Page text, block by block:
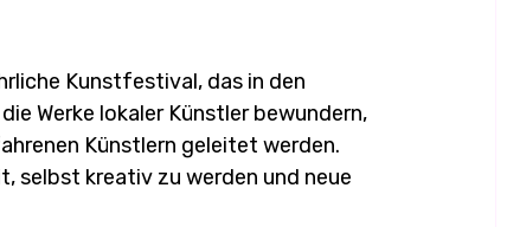
Kunstfestival, das in den
Werke lokaler Künstler bewundern,
Künstlern geleitet werden.
selbst kreativ zu werden und neue